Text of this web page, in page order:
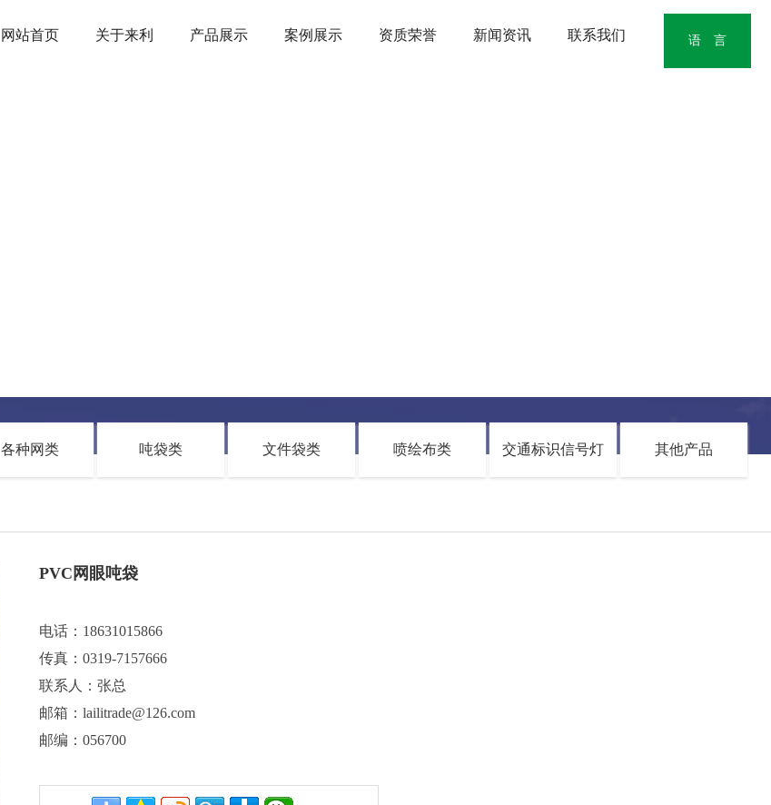
网站首页 关于来利 产品展示 案例展示 资质荣誉 新闻资讯 联系我们 语 言
各种网类 吨袋类 文件袋类 喷绘布类 交通标识信号灯 其他产品
PVC网眼吨袋
电话：18631015866
传真： 0319-7157666
联系人：张总
邮箱：lailitrade@126.com
邮编：056700